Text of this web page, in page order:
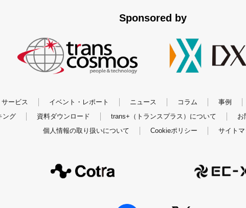
https://www.trans-plus.jp/privacy_policy
4 山口ビル4F
Sponsored by
サービス イベント・レポート ニュース コラム 事例
ング
資料ダウンロード trans+（トランスプラス）について お
個人情報の取り扱いについて
Cookieポリシー サイト